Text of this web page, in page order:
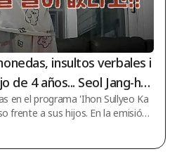
insultos verbales i
de 4 años... Seol Jang-ho
Suk-cam]
en el programa 'Ihon Sullyeo Ka
frente a sus hijos. En la emisión